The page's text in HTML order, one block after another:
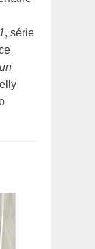
, série